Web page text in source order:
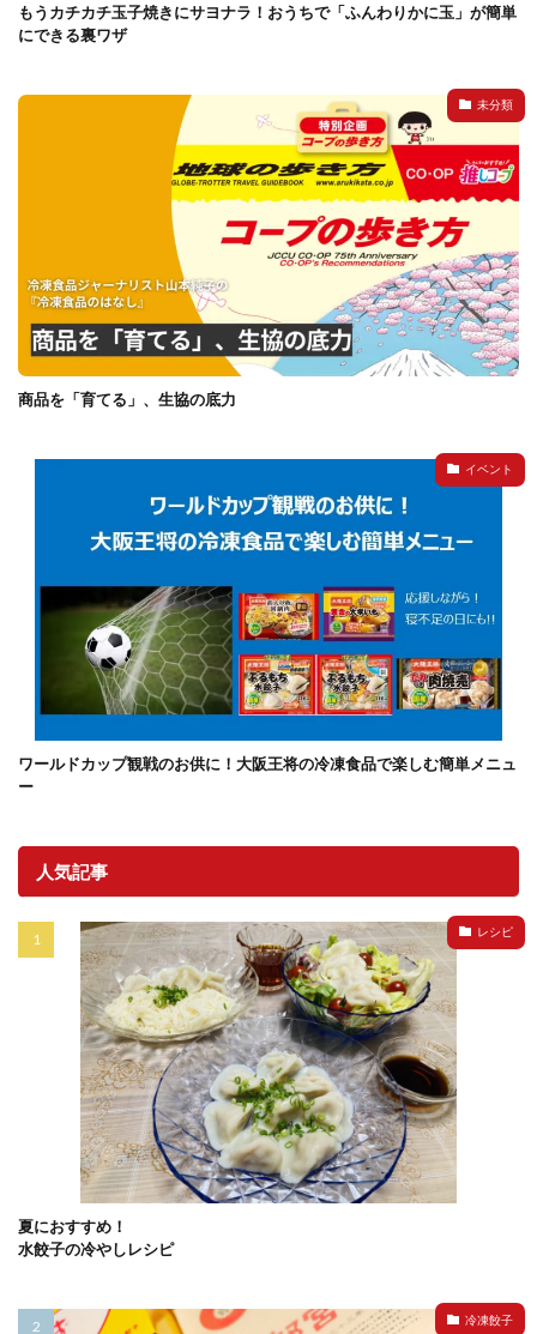
もうカチカチ玉子焼きにサヨナラ！おうちで「ふんわりかに玉」が簡単
にできる裏ワザ
未分類
商品を「育てる」、生協の底力
イベント
ワールドカップ観戦のお供に！大阪王将の冷凍食品で楽しむ簡単メニュ
ー
人気記事
レシピ
夏におすすめ！
水餃子の冷やしレシピ
冷凍餃子